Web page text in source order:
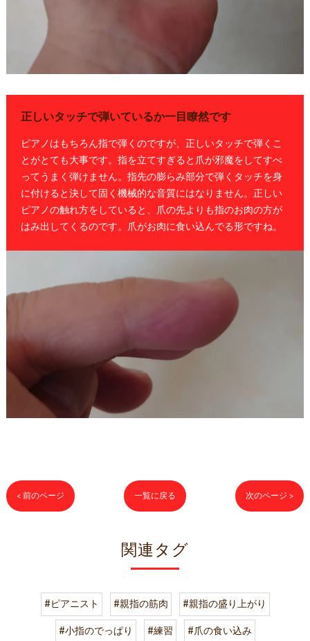
正しいタッチで弾いているか一目瞭然です
ピアノはもちろん指で弾くのですが、正しいタッチで弾くこ
とがとても大事です。指を立てすぎると爪が邪魔をしてすべ
ってうまく弾けません。指先の膨らみ部分で弾くタッチを身
に付けると決して固く機械的な音質にはなりません。正しい
ピアノの触れ方をしていると、爪の先よりも指のお肉の方が
はみ出してくるのです。爪がお肉に食い込んでる形ですね。
< 前のページ 一覧に戻る 次のページ >
関連タグ
#ピアニスト #親指の筋肉
#親指の盛り上がり
#小指のでっぱり
#練習 #爪の食い込み